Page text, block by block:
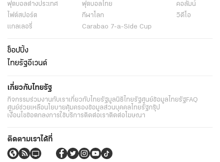
ฟุตบอลต่่างประเทศ ฟุตบอลไทย
คอลัมน์
ไฟต์สปอร์ต
กีฬาโลก
วิดีโอ
แกลเลอรี่
Carabao 7-a-Side Cup
ช็อปปิ้ง
ไทยรัฐอีเวนต์
เกี่ยวกับไทยรัฐ
กิจกรรมร่วมงานกับเราเกี่ยวกับไทยรัฐมูลนิธิไทยรัฐศูนย์ข้อมูลไทยรัฐFAQ
ศูนย์ช่วยเหลือนโยบายคุ้มครองข้อมูลส่วนบุคคลไทยรัฐกรุ๊ป
เงื่อนไขข้อตกลงการใช้บริการติดต่อเราติดต่อโฆษณา
ติดตามเราได้ที่